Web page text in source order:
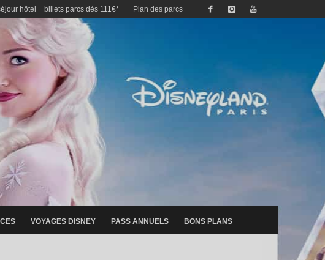
hôtel + billets parcs dès 111€* Plan des parcs
VOYAGES DISNEY PASS ANNUELS BONS PLANS